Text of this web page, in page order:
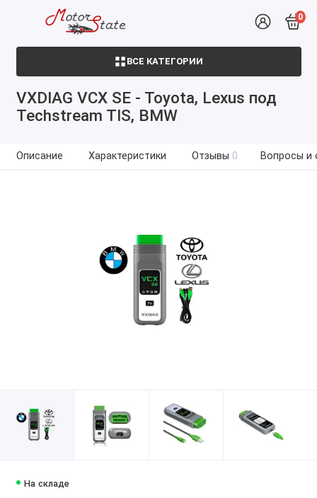
0
ВСЕ КАТЕГОРИИ
VXDIAG VCX SE - Toyota, Lexus под
Techstream TIS, BMW
Описание Характеристики Отзывы 0 Вопросы и
На складе